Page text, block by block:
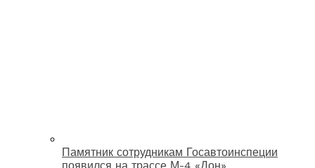
Памятник сотрудникам Госавтоинспеции